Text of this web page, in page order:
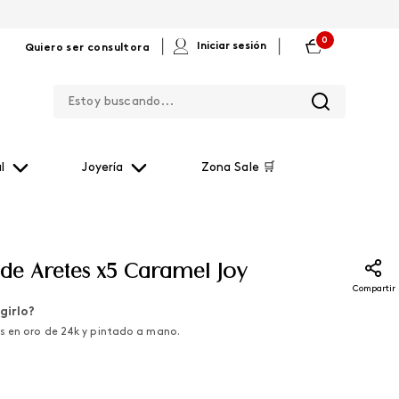
Quiero ser consultora Iniciar sesión
0
Joyería Zona Sale 🛒
Aretes x5 Caramel Joy
Compartir
en oro de 24k y pintado a mano.